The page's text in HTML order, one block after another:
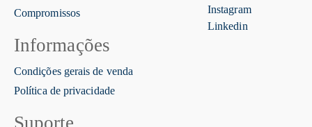
Compromissos
Informações
Condições gerais de venda
Política de privacidade
Suporte
Instagram
Linkedin